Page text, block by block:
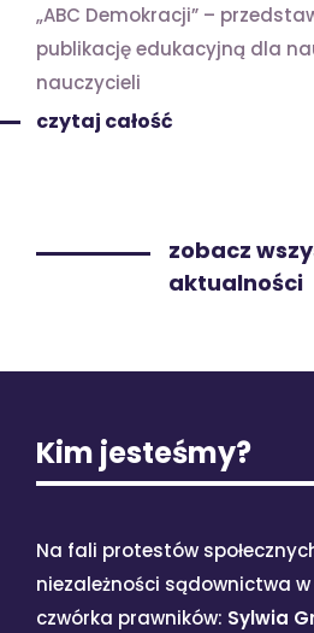
„ABC Demokracji” –
publikację edukacyjną dla
nauczycieli
czytaj całość
zobacz
aktualności
Kim jesteśmy?
Na fali protestów
niezależności sądownictwa w
czwórka prawników: Sylwia